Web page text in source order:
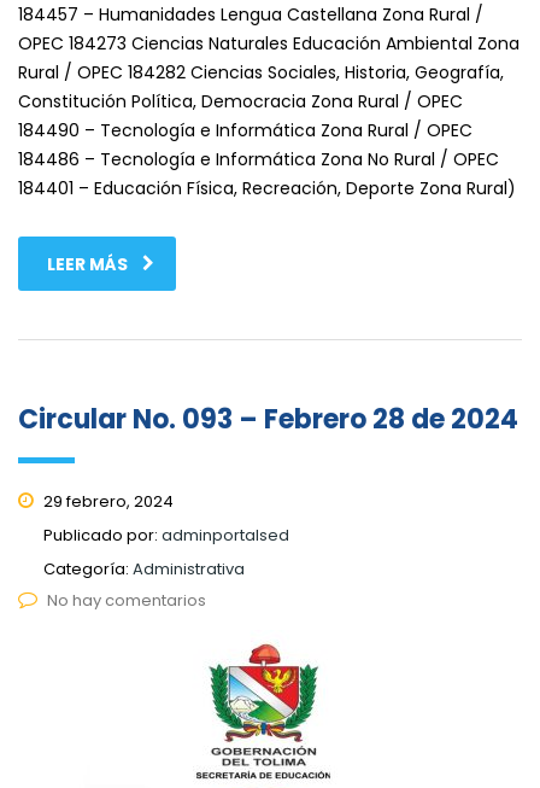
184457 – Humanidades Lengua Castellana Zona Rural /
OPEC 184273 Ciencias Naturales Educación Ambiental Zona
Rural / OPEC 184282 Ciencias Sociales, Historia, Geografía,
Constitución Política, Democracia Zona Rural / OPEC
184490 – Tecnología e Informática Zona Rural / OPEC
184486 – Tecnología e Informática Zona No Rural / OPEC
184401 – Educación Física, Recreación, Deporte Zona Rural)
LEER MÁS
Circular No. 093 – Febrero 28 de 2024
29 febrero, 2024
Publicado por: adminportalsed
Categoría: Administrativa
No hay comentarios